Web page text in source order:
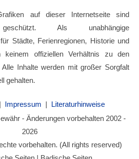
auf dieser Internetseite sind
geschützt. Als unabhängige
Städte, Ferienregionen, Historie und
offiziellen Verhältnis zu den
Alle Inhalte werden mit großer Sorgfalt
gehalten.
| Impressum | Literaturhinweise
- Änderungen vorbehalten 2002 -
2026
vorbehalten. (All rights reserved)